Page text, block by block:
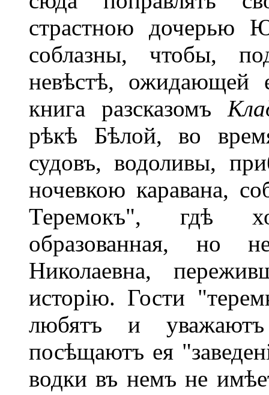
страстною дочерью
соблазны, чтобы,
невѣстѣ, ожидающей
книга разсказомъ
рѣкѣ Бѣлой, во
судовъ, водоливы,
ночевкою каравана,
Теремокъ", гдѣ
образованная, но
Николаевна,
исторію. Гости
любятъ и
посѣщаютъ ея
водки въ немъ не